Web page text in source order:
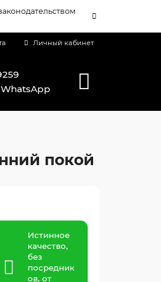
Личный кабинет
покой
Истинное
качество,
без
посредник
ов, от